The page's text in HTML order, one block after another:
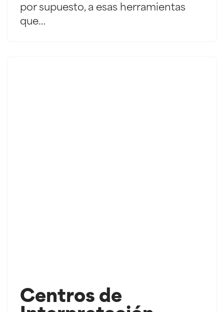
por supuesto, a esas herramientas
que…
Centros de